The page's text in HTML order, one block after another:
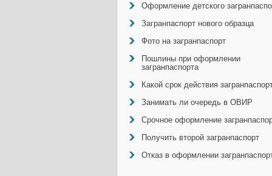
Оформление детского
Загранпаспорт нового образца
Фото на загранпаспорт
Пошлины при оформлении
загранпаспорта
Какой срок действия
Занимать ли очередь в ОВИР
Срочное оформление
Получить второй загранпаспорт
Отказ в оформлении